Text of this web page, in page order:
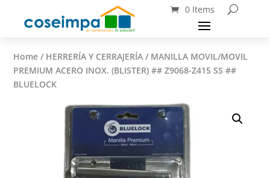
0 Items
Home / HERRERÍA Y CERRAJERÍA / MANILLA MOVIL/MOVIL
PREMIUM ACERO INOX. (BLISTER) ## Z9068-Z415 SS ##
BLUELOCK